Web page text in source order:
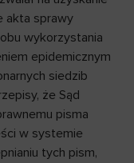
akta sprawy
wykorzystania
epidemicznym
siedzib
że Sąd
pisma
w systemie
tych pism,